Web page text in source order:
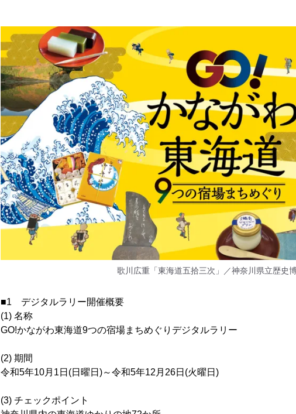
歌川広重「東海道五拾三次」／神奈川県立歴史
■1 デジタルラリー開催概要
(1) 名称
GO!かながわ東海道9つの宿場まちめぐりデジタルラリー
(2) 期間
令和5年10月1日(日曜日)～令和5年12月26日(火曜日)
(3) チェックポイント